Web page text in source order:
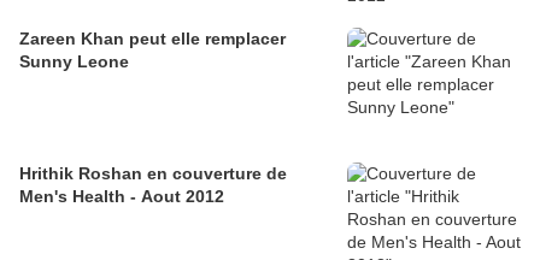
Zareen Khan peut elle remplacer
Sunny Leone
Hrithik Roshan en couverture de
Men's Health - Aout 2012